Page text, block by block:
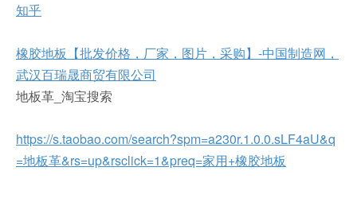
知乎
橡胶地板【批发价格，厂家，图片，采购】-中国制造网，
武汉百瑞晟商贸有限公司
地板革_淘宝搜索
https://s.taobao.com/search?spm=a230r.1.0.0.sLF4aU&q
=地板革&rs=up&rsclick=1&preq=家用+橡胶地板